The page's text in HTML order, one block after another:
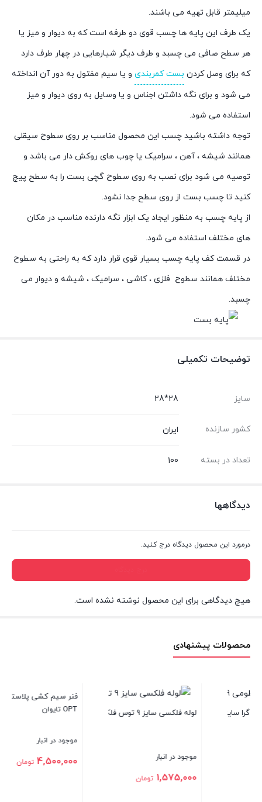
میلیمتر قابل تهیه می باشند.
یک طرف این پایه ها چسب قوی دو طرفه است که به دیوار و میز یا
هر سطح صافی می چسبد و طرف دیگر شیارهایی در چهار طرف دارد
که برای وصل کردن بست کمربندی و یا سیم مفتول به دور آن انداخته
می شود و برای نگه داشتن اجناس و یا وسایل به روی دیوار و میز
استفاده می شود.
توجه داشته باشید چسب این محصول مناسب بر روی سطوح سیقلی
همانند شیشه ، آهن ، سرامیک یا چوب های روکش دار می باشد و
توصیه می شود برای نصب به روی سطوح گچی بست را به سطح پیچ
کنید تا چسب بست از روی سطح جدا نشود.
از پایه چسب به منظور ایجاد یک ابزار نگه دارنده مناسب در مکان
های مختلف استفاده می شود.
در قسمت کف پایه چسب بسیار قوی قرار دارد که به راحتی به سطوح
مختلف همانند سطوح فلزی ، کاشی ، سرامیک ، شیشه و دیوار می
چسبد.
توضیحات تکمیلی
سایز 28*28
کشور سازنده ایران
تعداد در بسته 100
دیدگاهها
درمورد این محصول دیدگاه درج کنید.
هیچ دیدگاهی برای این محصول نوشته نشده است.
محصولات پیشنهادی
فنر سیم کشی پلاستیکی 50 متری
موجود در انبار
4,500,000 تومان
گلند پلاستیکی کابل سایز
موجود در انبار
16,000 تومان